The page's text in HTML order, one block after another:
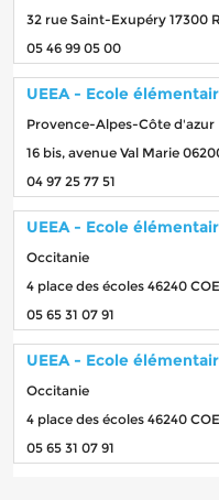
32 rue Saint-Exupéry 17300
05 46 99 05 00
UEEA - Ecole
Provence-Alpes-Côte d'azur
16 bis, avenue Val Marie
04 97 25 77 51
UEEA - Ecole
Occitanie
4 place des écoles 46240
05 65 31 07 91
UEEA - Ecole
Occitanie
4 place des écoles 46240
05 65 31 07 91